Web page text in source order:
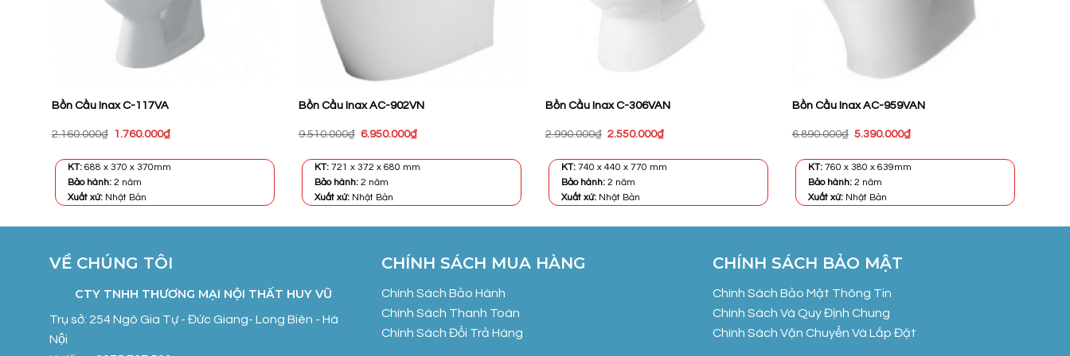
Bồn Cầu Inax C-117VA
2.160.000₫ Giá
2.160.000₫.
1.760.000₫Giá
là:
KT: 688 x 370 x 370mm
Bảo hành:2 năm
Xuất xứ: Nhật Bản
Bồn Cầu Inax AC-902VN
9.510.000₫ Giá
9.510.000₫.
6.950.000₫Giá
là:
KT: 721 x 372 x 680 mm
Bảo hành:2 năm
Xuất xứ: Nhật Bản
Bồn Cầu Inax C-306VAN
2.990.000₫ Giá
2.990.000₫.
2.550.000₫Giá
là:
KT: 740 x 440 x 770 mm
Bảo hành:2 năm
Xuất xứ: Nhật Bản
Bồn Cầu Inax AC-959VAN
6.890.000₫ Giá
6.890.000₫.
5.390.000₫Giá
là:
KT:760 x 380 x 639mm
Bảo hành:2 năm
Xuất xứ: Nhật Bản
VỀ CHÚNG TÔI
CTY TNHH THƯƠNG MẠI NỘI THẤT HUY VŨ
Trụ sở: 254 Ngô Gia Tự - Đức Giang- Long Biên - Hà
Nội
CHÍNH SÁCH MUA HÀNG
Chính Sách Bảo Hành
Chính Sách Thanh Toán
Chính Sách Đổi Trả Hàng
CHÍNH SÁCH BẢO MẬT
Chính Sách Bảo Mật Thông Tin
Chính Sách Và Quy Định Chung
Chính Sách Vận Chuyển Và Lắp Đặt